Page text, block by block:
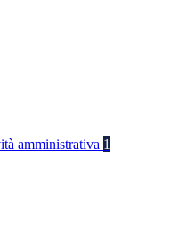
amministrativa 1